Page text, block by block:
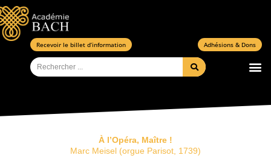
Aller
au
contenu
Recevoir le billet d’information Adhésions & Dons
Rechercher
À l’Opéra, Maître !
Marc Meisel (orgue Parisot, 1739)